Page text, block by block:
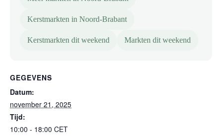
Kerstmarkten in Noord-Brabant
Kerstmarkten dit weekend Markten dit weekend
GEGEVENS
Datum:
november 21, 2025
Tijd:
10:00 - 18:00 CET